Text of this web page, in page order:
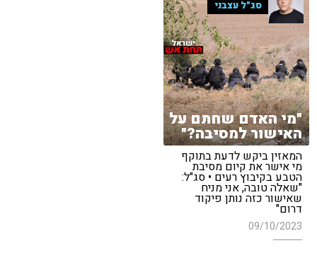
סג"ל עצבני
"מי האדם שחתם על
האישור למסיבה?"
המאזין ביקש לדעת בתוקף
מי אישר את קיום מסיבת
הטבע בקיבוץ רעים • סג"ל:
"שאלה טובה, אני מניח
שאישור כזה נותן פיקוד
דרום"
09/10/2023